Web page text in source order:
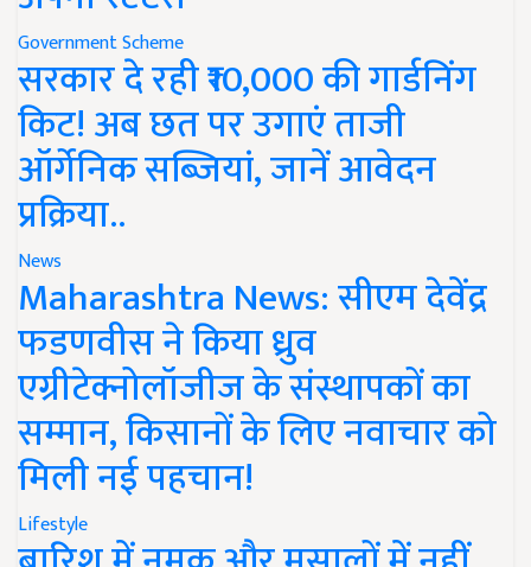
Government Scheme
सरकार दे रही ₹10,000 की गार्डनिंग
किट! अब छत पर उगाएं ताजी
ऑर्गेनिक सब्जियां, जानें आवेदन
प्रक्रिया..
News
Maharashtra News: सीएम देवेंद्र
फडणवीस ने किया ध्रुव
एग्रीटेक्नोलॉजीज के संस्थापकों का
सम्मान, किसानों के लिए नवाचार को
मिली नई पहचान!
Lifestyle